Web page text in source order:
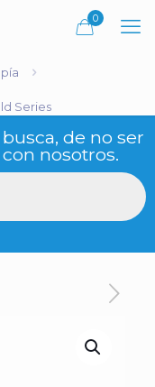
0
Series
de no ser
nosotros.